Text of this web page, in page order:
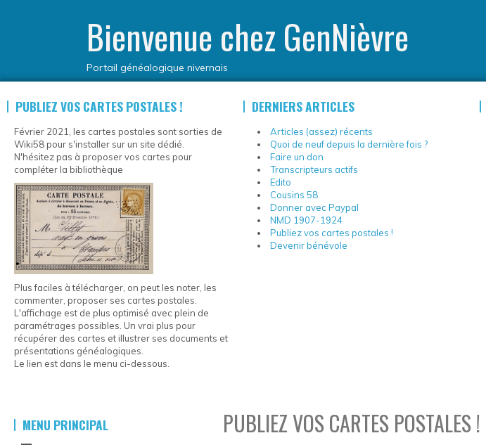
Bienvenue chez GenNièvre
Portail généalogique nivernais
PUBLIEZ VOS CARTES POSTALES !
Février 2021, les cartes postales sont sorties de
Wiki58 pour s'installer sur un site dédié.
N'hésitez pas à proposer vos cartes pour
compléter la bibliothèque
Plus faciles à télécharger, on peut les noter, les
commenter, proposer ses cartes postales.
L'affichage est de plus optimisé avec plein de
paramétrages possibles. Un vrai plus pour
récupérer des cartes et illustrer ses documents et
présentations généalogiques.
Le lien est dans le menu ci-dessous.
DERNIERS ARTICLES
Articles (assez) récents
Quoi de neuf depuis la dernière fois ?
Faire un don
Transcripteurs actifs
Edito
Cousins 58
Donner avec Paypal
NMD 1907-1924
Publiez vos cartes postales !
Devenir bénévole
MENU PRINCIPAL PUBLIEZ VOS CARTES POSTALES !